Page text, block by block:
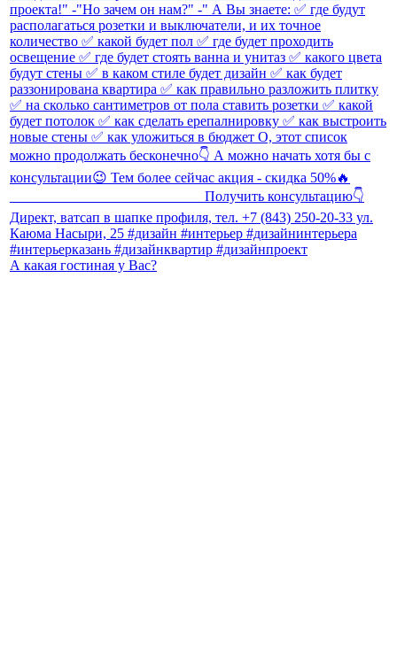
А какая гостиная у Вас?